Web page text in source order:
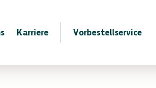
Karriere Vorbestellservice